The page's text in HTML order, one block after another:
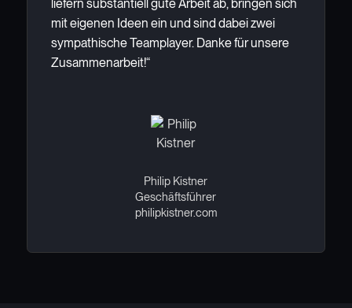
liefern substantiell gute Arbeit ab, bringen sich
mit eigenen Ideen ein und sind dabei zwei
sympathische Teamplayer. Danke für unsere
Zusammenarbeit!“
Philip Kistner
Geschäftsführer
philipkistner.com